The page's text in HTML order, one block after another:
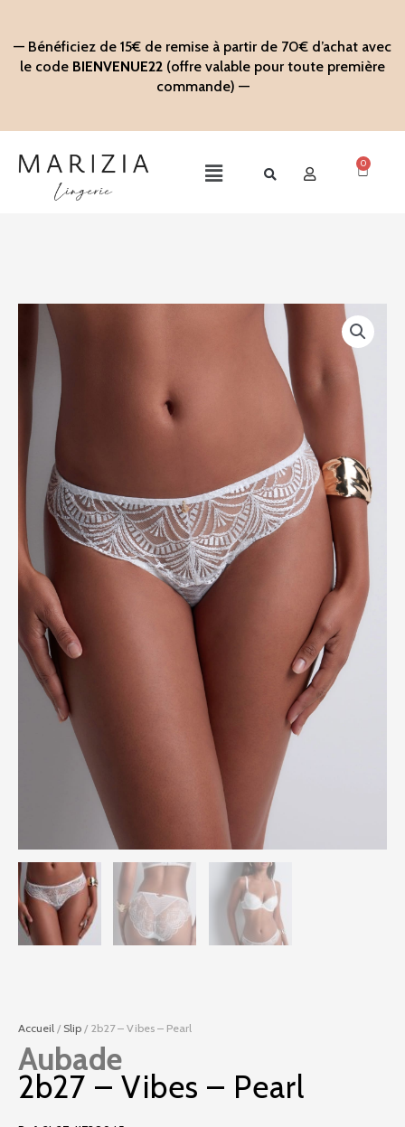
contenu
— Bénéficiez de 15€ de remise à partir de 70€ d’achat avec
le code BIENVENUE22 (offre valable pour toute première
commande) —
Main
0
Panier
Accueil / Slip / 2b27 – Vibes – Pearl
Aubade
2b27 – Vibes – Pearl